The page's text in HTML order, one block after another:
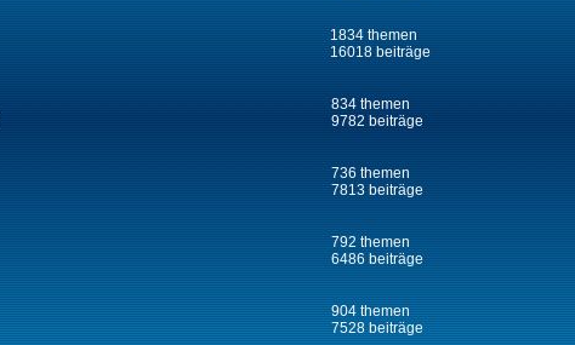
1834 themen
16018 beiträge
834 themen
9782 beiträge
736 themen
7813 beiträge
792 themen
6486 beiträge
904 themen
7528 beiträge